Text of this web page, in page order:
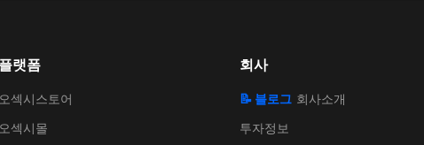
플랫폼
오섹시스토어
오섹시몰
회사
📝 블로그 회사소개
투자정보